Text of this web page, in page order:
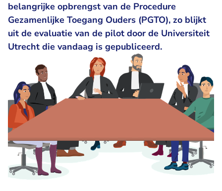
belangrijke opbrengst van de Procedure
Gezamenlijke Toegang Ouders (PGTO), zo blijkt
uit de evaluatie van de pilot door de Universiteit
Utrecht die vandaag is gepubliceerd.